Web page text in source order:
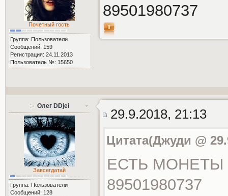
Почетный гость
Группа: Пользователи
Сообщений: 159
Регистрация: 24.11.2013
Пользователь №: 15650
89501980737
Олег DDjei
Завсегдатай
Группа: Пользователи
Сообщений: 128
29.9.2018, 21:13
Цитата(Джуди @
ЕСТЬ МОНЕТЫ
89501980737